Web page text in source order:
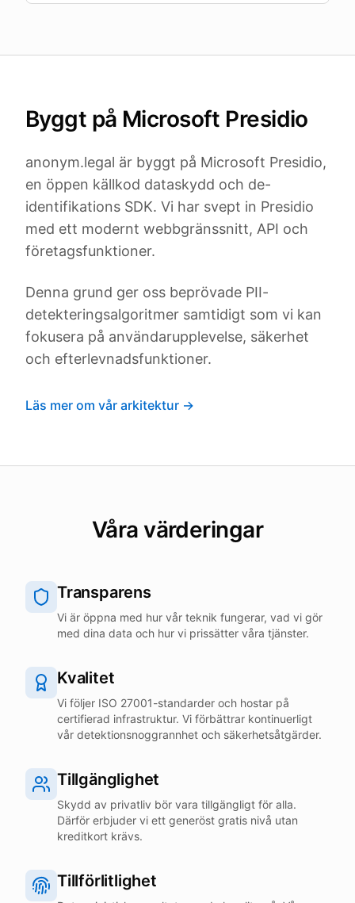
Byggt på Microsoft Presidio
anonym.legal är byggt på Microsoft Presidio,
en öppen källkod dataskydd och de-
identifikations SDK. Vi har svept in Presidio
med ett modernt webbgränssnitt, API och
företagsfunktioner.
Denna grund ger oss beprövade PII-
detekteringsalgoritmer samtidigt som vi kan
fokusera på användarupplevelse, säkerhet
och efterlevnadsfunktioner.
Läs mer om vår arkitektur →
Våra värderingar
Transparens
Vi är öppna med hur vår teknik fungerar, vad vi gör
med dina data och hur vi prissätter våra tjänster.
Kvalitet
Vi följer ISO 27001-standarder och hostar på
certifierad infrastruktur. Vi förbättrar kontinuerligt
vår detektionsnoggrannhet och säkerhetsåtgärder.
Tillgänglighet
Skydd av privatliv bör vara tillgängligt för alla.
Därför erbjuder vi ett generöst gratis nivå utan
kreditkort krävs.
Tillförlitlighet